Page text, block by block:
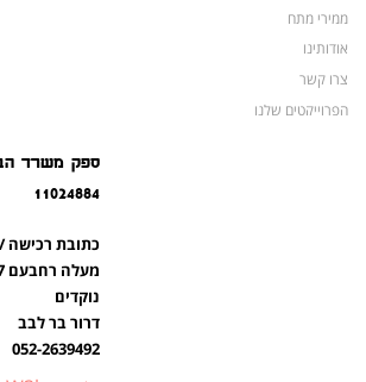
ממירי מתח
אודותינו
צרו קשר
הפרוייקטים שלנו
ספק משרד
11024884
כתובת רכישה
מעלה רחבעם 7
נוקדים
דרור בר לבב
052-2639492